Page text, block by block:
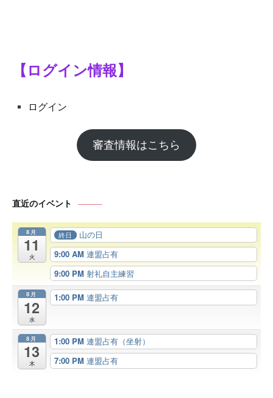
【ログイン情報】
ログイン
審査情報はこちら
直近のイベント
8月
11
火
終日
山の日
9:00 AM 連盟占有
9:00 PM 射礼自主練習
8月
12
水
1:00 PM 連盟占有
8月
13
木
1:00 PM 連盟占有（坐射）
7:00 PM 連盟占有